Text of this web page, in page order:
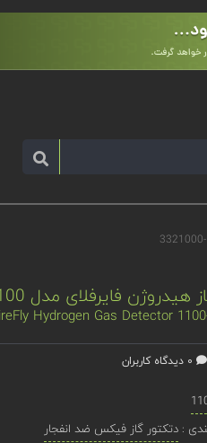
فایرفلای مدل 1100-3321000
Hydrogen Gas Detector
: دتکتور گاز فیکس ضد انفجار